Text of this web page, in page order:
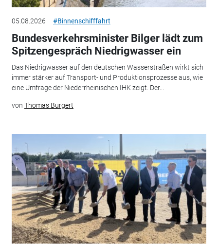
05.08.2026 #Binnenschifffahrt
Bundesverkehrsminister Bilger lädt zum
Spitzengespräch Niedrigwasser ein
Das Niedrigwasser auf den deutschen Wasserstraßen wirkt sich
immer stärker auf Transport- und Produktionsprozesse aus, wie
eine Umfrage der Niederrheinischen IHK zeigt. Der...
von Thomas Burgert